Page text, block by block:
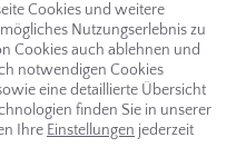
BAD
Cookies und weitere
Nutzungserlebnis zu
Cookies auch ablehnen und
notwendigen Cookies
eine detaillierte Übersicht
finden Sie in unserer
Ihre Einstellungen jederzeit